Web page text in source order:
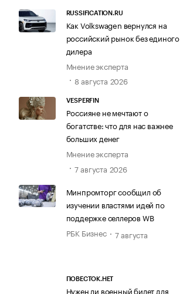
RUSSIFICATION.RU
Как Volkswagen вернулся на
российский рынок без единого
дилера
Мнение эксперта
8 августа 2026
VESPERFIN
Россияне не мечтают о
богатстве: что для нас важнее
больших денег
Мнение эксперта
7 августа 2026
Минпромторг сообщил об
изучении властями идей по
поддержке селлеров WB
РБК Бизнес
7 августа
ПОВЕСТОК.НЕТ
Нужен ли военный билет для